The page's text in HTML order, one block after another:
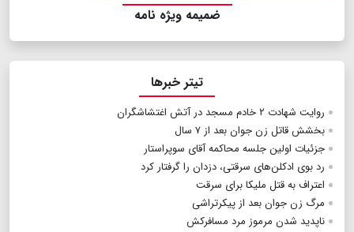
ضمیمه ویژه نامه
تیتر خبرها
روایت شهادت ۲ خادم مسجد در آتش اغتشاشگران
بخشش قاتل زن جوان بعد از ۷ سال
جزئیات اولین جلسه محاکمه آقای سوپراستار
رد بوی ادکلن‌های سرقتی، دزدان را گرفتار کرد
اعتراف به قتل ملیکا برای سرقت
مرگ زن جوان بعد از پیکرتراشی
ناپدید شدن مرموز مرد مسافرکش